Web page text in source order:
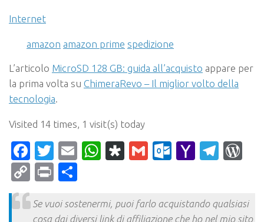
Internet
amazon amazon prime spedizione
L’articolo MicroSD 128 GB: guida all’acquisto appare per
la prima volta su ChimeraRevo – Il miglior volto della
tecnologia.
Visited 14 times, 1 visit(s) today
Facebook
Twitter
EmailWhatsApp
Diaspora
Gmail Yahoo
CopyPrint
Se vuoi sostenermi, puoi farlo acquistando qualsiasi
cosa dai diversi link di affiliazione che ho nel mio sito